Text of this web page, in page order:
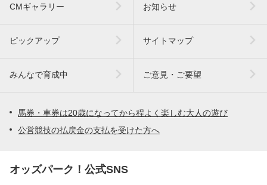
CMギャラリー お知らせ
ピックアップ サイトマップ
みんなで育成中 ご意見・ご要望
馬券・車券は20歳になってから程よく楽しむ大人の遊び
公営競技の払戻金の支払を受けた方へ
オッズパーク！公式SNS